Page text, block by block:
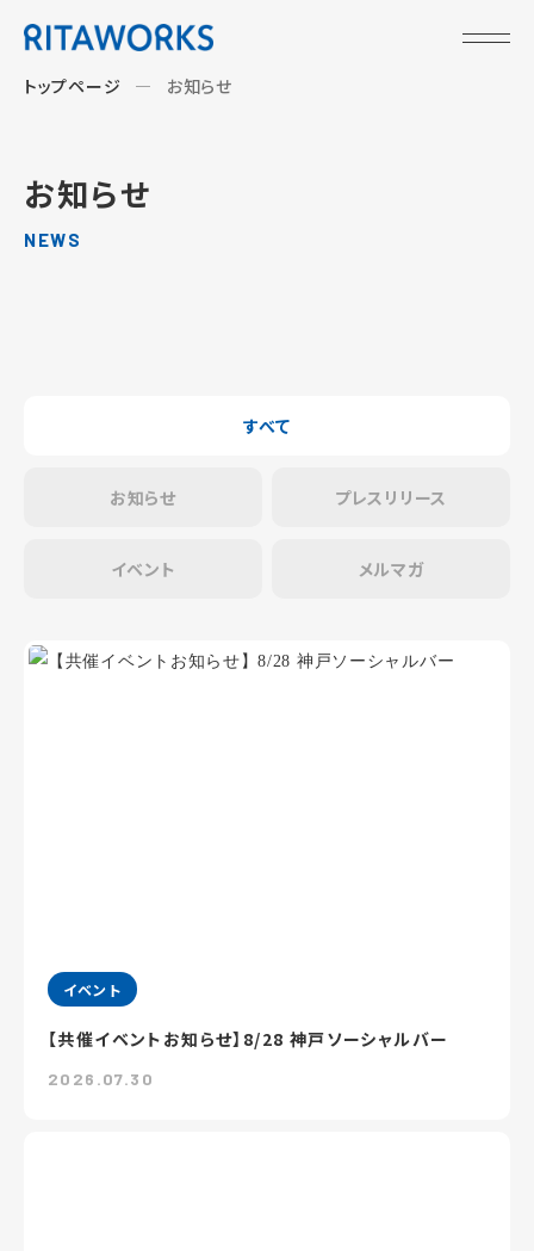
トップページ お知らせ
お知らせ
NEWS
すべて
お知らせ プレスリリース
イベント メルマガ
イベント
【共催イベントお知らせ】8/28 神戸ソーシャルバー
2026.07.30